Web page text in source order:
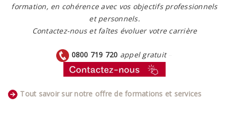
formation, en cohérence avec vos objectifs professionnels
et personnels.
Contactez-nous et faîtes évoluer votre carrière
0800 719 720 appel gratuit
Tout savoir sur notre offre de formations et services